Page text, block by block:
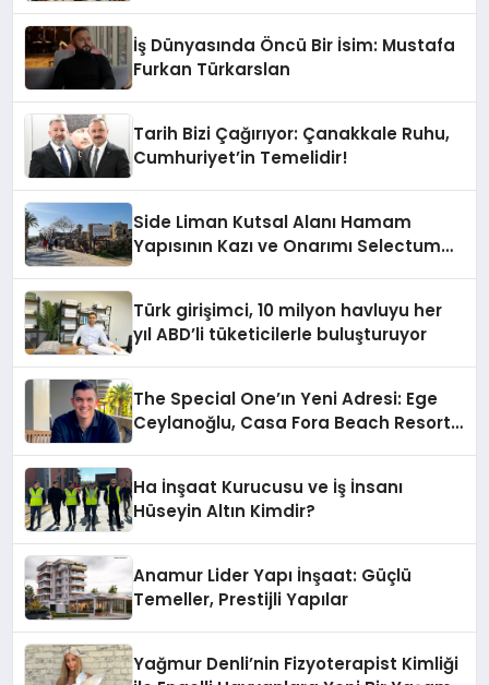
İş Dünyasında Öncü Bir İsim: Mustafa
Furkan Türkarslan
Tarih Bizi Çağırıyor: Çanakkale Ruhu,
Cumhuriyet’in Temelidir!
Side Liman Kutsal Alanı Hamam
Yapısının Kazı ve Onarımı Selectum
Türk girişimci, 10 milyon havluyu her
yıl ABD’li tüketicilerle buluşturuyor
The Special One’ın Yeni Adresi: Ege
Ceylanoğlu, Casa Fora Beach Resort
Ha İnşaat Kurucusu ve İş İnsanı
Hüseyin Altın Kimdir?
Anamur Lider Yapı İnşaat: Güçlü
Temeller, Prestijli Yapılar
Yağmur Denli’nin Fizyoterapist Kimliği